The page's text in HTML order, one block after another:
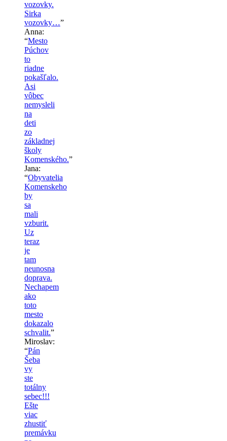
vozovky.
Sirka
vozovky…”
Anna:
“Mesto
Púchov
to
riadne
pokašľalo.
Asi
vôbec
nemysleli
na
deti
zo
základnej
školy
Komenského.”
Jana:
“Obyvatelia
Komenskeho
by
sa
mali
vzburit.
Uz
teraz
je
tam
neunosna
doprava.
Nechapem
ako
toto
mesto
dokazalo
schvalit.”
Miroslav:
“Pán
Šeba
vy
ste
totálny
sebec!!!
Ešte
viac
zhustiť
premávku